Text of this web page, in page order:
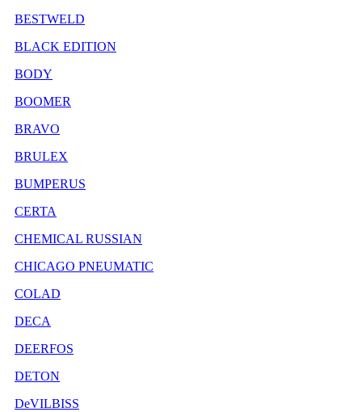
BESTWELD
BLACK EDITION
BODY
BOOMER
BRAVO
BRULEX
BUMPERUS
CERTA
CHEMICAL RUSSIAN
CHICAGO PNEUMATIC
COLAD
DECA
DEERFOS
DETON
DeVILBISS